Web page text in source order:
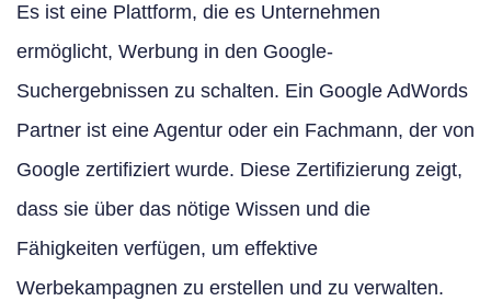
Es ist eine Plattform, die es Unternehmen
ermöglicht, Werbung in den Google-
Suchergebnissen zu schalten. Ein Google AdWords
Partner ist eine Agentur oder ein Fachmann, der von
Google zertifiziert wurde. Diese Zertifizierung zeigt,
dass sie über das nötige Wissen und die
Fähigkeiten verfügen, um effektive
Werbekampagnen zu erstellen und zu verwalten.